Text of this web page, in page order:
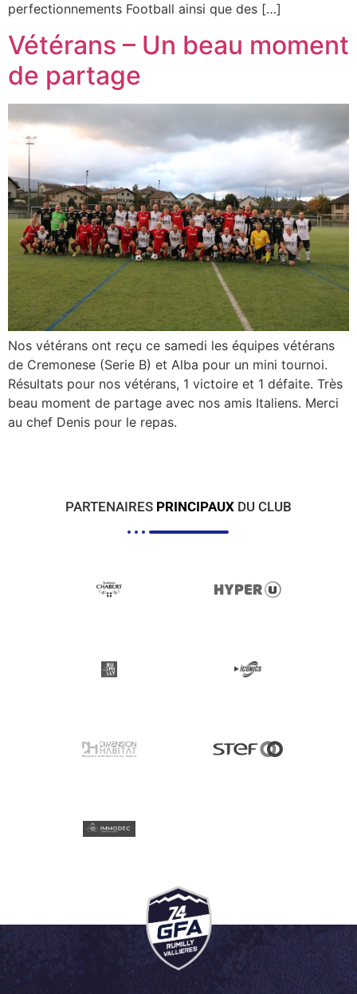
perfectionnements Football ainsi que des […]
Vétérans – Un beau moment
de partage
Nos vétérans ont reçu ce samedi les équipes vétérans
de Cremonese (Serie B) et Alba pour un mini tournoi.
Résultats pour nos vétérans, 1 victoire et 1 défaite. Très
beau moment de partage avec nos amis Italiens. Merci
au chef Denis pour le repas.
PARTENAIRES PRINCIPAUX DU CLUB